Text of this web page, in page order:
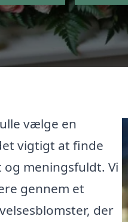
vælge en
vigtigt at finde
meningsfuldt. Vi
gennem et
der